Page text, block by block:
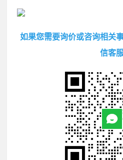
如果您需要询价或咨询相关
信客